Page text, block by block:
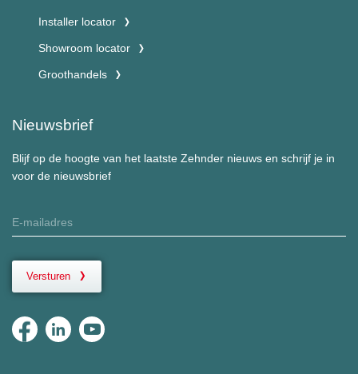
Installer locator
Showroom locator
Groothandels
Nieuwsbrief
Blijf op de hoogte van het laatste Zehnder nieuws en schrijf je in
voor de nieuwsbrief
Versturen